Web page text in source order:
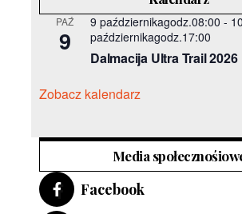
PAŹ
9
9 październikagodz.08:00 - 10
październikagodz.17:00
Dalmacija Ultra Trail 2026
Zobacz kalendarz
Media
Facebook